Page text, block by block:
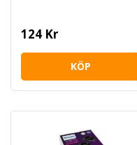
124 Kr
KÖP